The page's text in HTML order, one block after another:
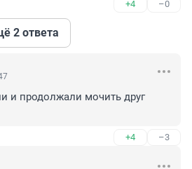
+4 –0
2 ответа
и продолжали мочить друг
+4 –3